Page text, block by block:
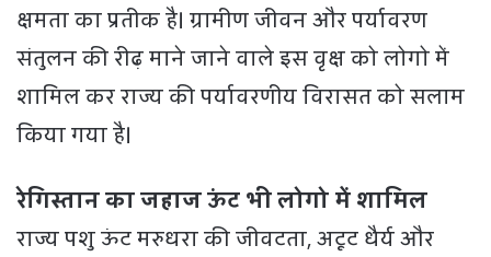
क्षमता का प्रतीक है। ग्रामीण जीवन और पर्यावरण
संतुलन की रीढ़ माने जाने वाले इस वृक्ष को लोगो में
शामिल कर राज्य की पर्यावरणीय विरासत को सलाम
किया गया है।
रेगिस्तान का जहाज ऊंट भी लोगो में शामिल
राज्य पशु ऊंट मरुधरा की जीवटता, अटूट धैर्य और